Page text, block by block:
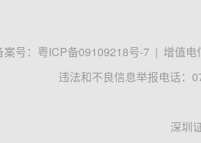
号： 粤ICP备09109218号-7 | 增值电
违法和不良信息举报电话：
深圳